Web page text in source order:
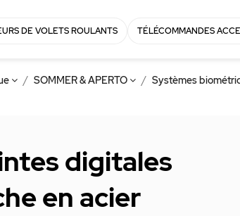
DE VOLETS ROULANTS TÉLÉCOMMANDES
SOMMER & APERTO Systèmes
digitales
en acier